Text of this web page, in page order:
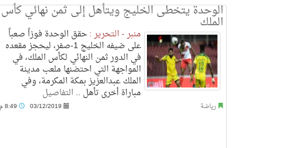
الوحدة يتخطى الخليج ويتأهل إلى ثمن نهائي كأس
الملك
منبر - التحرير :حقق الوحدة فوزاً صعباً
على ضيفه الخليج 1-صفر، ليحجز مقعده
في الدور ثمن النهائي لكأس الملك، في
المواجهة التي احتضنها ملعب مدينة
الملك عبدالعزيز بمكة المكرمة، وفي
مباراة أخرى تأهل .. التفاصيل
رياضة 03/12/2019